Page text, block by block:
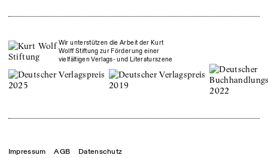
Wir unterstützen die Arbeit der Kurt
Wolff Stiftung zur Förderung einer
vielfältigen Verlags- und Literaturszene
Impressum AGB Datenschutz